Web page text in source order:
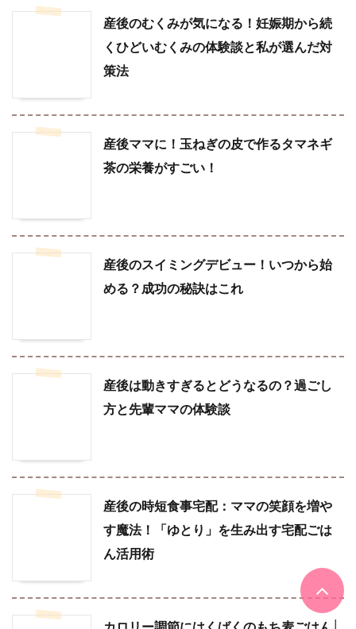
産後のむくみが気になる！妊娠期から続
くひどいむくみの体験談と私が選んだ対
策法
産後ママに！玉ねぎの皮で作るタマネギ
茶の栄養がすごい！
産後のスイミングデビュー！いつから始
める？成功の秘訣はこれ
産後は動きすぎるとどうなるの？過ごし
方と先輩ママの体験談
産後の時短食事宅配：ママの笑顔を増や
す魔法！「ゆとり」を生み出す宅配ごは
ん活用術